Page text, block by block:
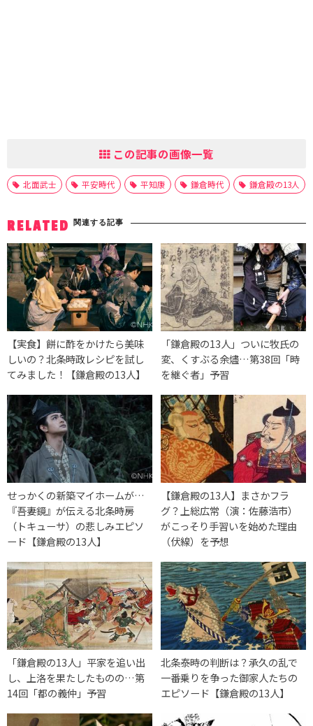
この記事の画像一覧
北面武士 平安時代 平知康 鎌倉時代 鎌倉殿の13人
RELATED 関連する記事
【実食】餅に酢をかけたら美味
しいの？北条時政レシピを試し
てみました！【鎌倉殿の13人】
「鎌倉殿の13人」ついに牧氏の
変、くすぶる余燼…第38回「時
を継ぐ者」予習
せっかくの新築マイホームが…
『吾妻鏡』が伝える北条時房
（トキューサ）の悲しみエピソ
ード【鎌倉殿の13人】
【鎌倉殿の13人】まさかフラ
グ？上総広常（演：佐藤浩市）
がこっそり手習いを始めた理由
（伏線）を予想
「鎌倉殿の13人」平家を追い出
し、上洛を果たしたものの…第
14回「都の義仲」予習
北条泰時の判断は？承久の乱で
一番乗りを争った御家人たちの
エピソード【鎌倉殿の13人】